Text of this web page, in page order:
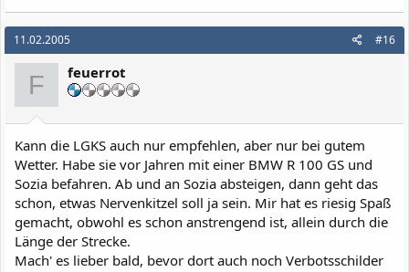
11.02.2005 #16
F feuerrot
Kann die LGKS auch nur empfehlen, aber nur bei gutem
Wetter. Habe sie vor Jahren mit einer BMW R 100 GS und
Sozia befahren. Ab und an Sozia absteigen, dann geht das
schon, etwas Nervenkitzel soll ja sein. Mir hat es riesig Spaß
gemacht, obwohl es schon anstrengend ist, allein durch die
Länge der Strecke.
Mach' es lieber bald, bevor dort auch noch Verbotsschilder